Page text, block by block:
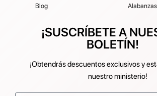
Blog
¡SUSCRÍBETE A
BOLETÍN!
¡Obtendrás descuentos exclusivos y
nuestro ministerio!